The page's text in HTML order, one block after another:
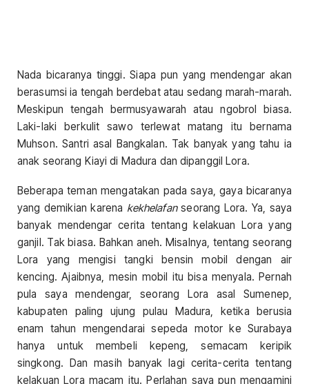
Nada bicaranya tinggi. Siapa pun yang mendengar akan
berasumsi ia tengah berdebat atau sedang marah-marah.
Meskipun tengah bermusyawarah atau ngobrol biasa.
Laki-laki berkulit sawo terlewat matang itu bernama
Muhson. Santri asal Bangkalan. Tak banyak yang tahu ia
anak seorang Kiayi di Madura dan dipanggil Lora.
Beberapa teman mengatakan pada saya, gaya bicaranya
yang demikian karena kekhelafanseorang Lora. Ya, saya
banyak mendengar cerita tentang kelakuan Lora yang
ganjil. Tak biasa. Bahkan aneh. Misalnya, tentang seorang
Lora yang mengisi tangki bensin mobil dengan air
kencing. Ajaibnya, mesin mobil itu bisa menyala. Pernah
pula saya mendengar, seorang Lora asal Sumenep,
kabupaten paling ujung pulau Madura, ketika berusia
enam tahun mengendarai sepeda motor ke Surabaya
hanya untuk membeli kepeng, semacam keripik
singkong. Dan masih banyak lagi cerita-cerita tentang
kelakuan Lora macam itu. Perlahan saya pun mengamini